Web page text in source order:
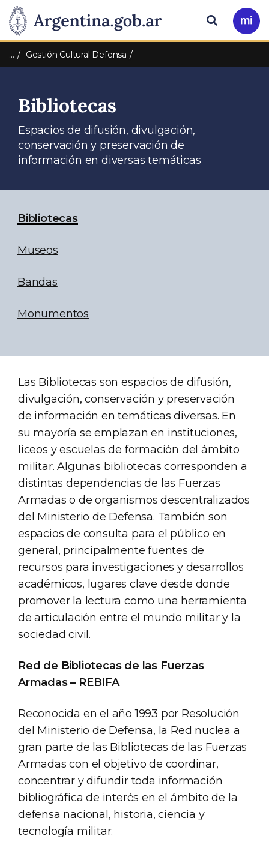
Presidencia
de
Nación
Pasar al contenido principal
Ir
a
Buscar
… Gestión Cultural Defensa
Bibliotecas
Espacios de difusión, divulgación,
conservación y preservación de
información en diversas temáticas
Bibliotecas
Museos
Bandas
Monumentos
Las Bibliotecas son espacios de difusión,
divulgación, conservación y preservación
de información en temáticas diversas. En
su mayoría se emplazan en instituciones,
liceos y escuelas de formación del ámbito
militar. Algunas bibliotecas corresponden a
distintas dependencias de las Fuerzas
Armadas o de organismos descentralizados
del Ministerio de Defensa. También son
espacios de consulta para el público en
general, principalmente fuentes de
recursos para investigaciones y desarrollos
académicos, lugares clave desde donde
promover la lectura como una herramienta
de articulación entre el mundo militar y la
sociedad civil.
Red de Bibliotecas de las Fuerzas
Armadas – REBIFA
Reconocida en el año 1993 por Resolución
del Ministerio de Defensa, la Red nuclea a
gran parte de las Bibliotecas de las Fuerzas
Armadas con el objetivo de coordinar,
concentrar y difundir toda información
bibliográfica de interés en el ámbito de la
defensa nacional, historia, ciencia y
tecnología militar.